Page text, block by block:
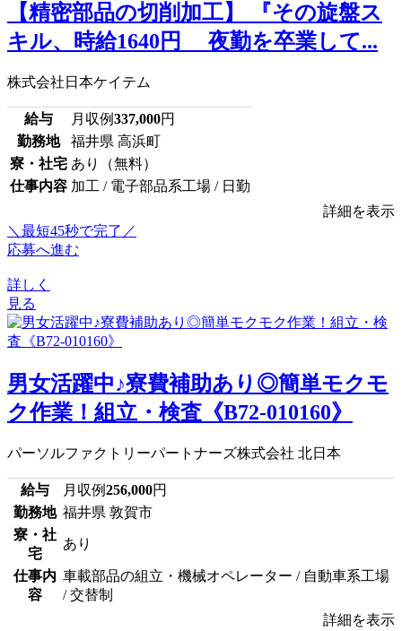
【精密部品の切削加工】 『その旋盤ス
キル、時給1640円 夜勤を卒業して...
株式会社日本ケイテム
給与 月収例337,000円
勤務地
福井県 高浜町
寮・社宅 あり（無料）
仕事内容 加工 / 電子部品系工場 / 日勤
詳細を表示
＼最短45秒で完了／
応募へ進む
詳しく
見る
男女活躍中♪寮費補助あり◎簡単モクモ
ク作業！組立・検査《B72-010160》
パーソルファクトリーパートナーズ株式会社 北日本
給与 月収例256,000円
勤務地 福井県 敦賀市
寮・社
宅
あり
仕事内
容
車載部品の組立・機械オペレーター / 自動車系工場
/ 交替制
詳細を表示